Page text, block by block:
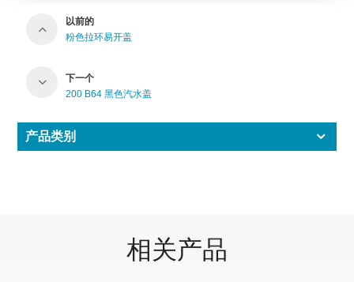
以前的
粉色拉环易开盖
下一个
200 B64 黑色汽水盖
产品类别
相关产品